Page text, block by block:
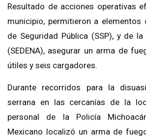
Resultado de acciones operativas
municipio, permitieron a elementos
de Seguridad Pública (SSP), y de
(SEDENA), asegurar un arma de
útiles y seis cargadores.
Durante recorridos para la
serrana en las cercanías de la
personal de la Policía
Mexicano localizó un arma de